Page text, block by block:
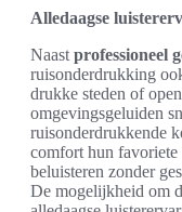
Alledaagse
Naast professioneel
ruisonderdrukking
drukke steden of
omgevingsgeluiden
ruisonderdrukkende
comfort hun favoriete
beluisteren zonder
De mogelijkheid om